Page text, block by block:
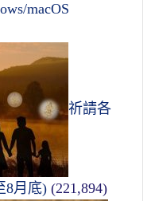
macOS
祈請各
8月底) (221,894)